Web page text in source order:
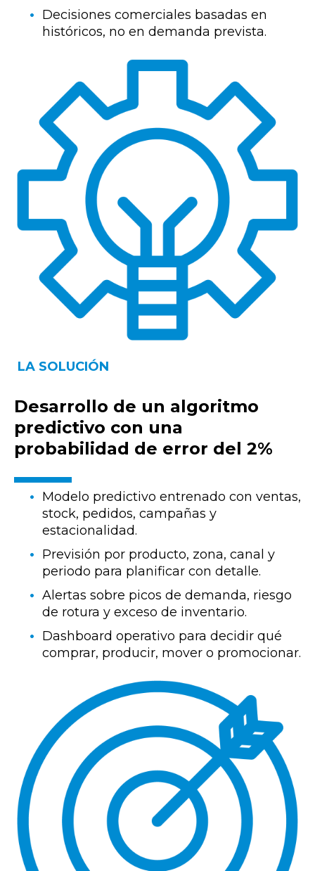
Decisiones comerciales basadas en
históricos, no en demanda prevista.
LA SOLUCIÓN
Desarrollo de un algoritmo
predictivo con una
probabilidad de error del 2%
Modelo predictivo entrenado con ventas,
stock, pedidos, campañas y
estacionalidad.
Previsión por producto, zona, canal y
periodo para planificar con detalle.
Alertas sobre picos de demanda, riesgo
de rotura y exceso de inventario.
Dashboard operativo para decidir qué
comprar, producir, mover o promocionar.